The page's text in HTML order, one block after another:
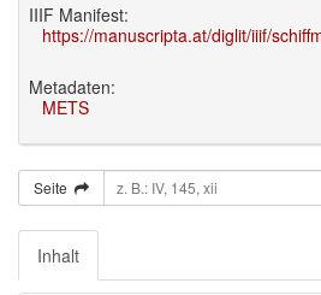
IIIF Manifest:
https://manuscripta.at/diglit/iiif/
Metadaten:
METS
Seite
Inhalt